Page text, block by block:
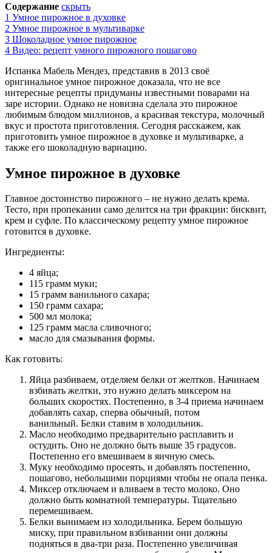
Содержание скрыть
1 Умное пирожное в духовке
2 Умное пирожное в мультиварке
3 Шоколадное умное пирожное
4 Видео: рецепт умного пирожного пошагово
Испанка Мабель Мендез, представив в 2013 своё
оригинальное умное пирожное доказала, что не все
интересные рецепты придуманы известными поварами на
заре истории. Однако не новизна сделала это пирожное
любимым блюдом миллионов, а красивая текстура, молочный
вкус и простота приготовления. Сегодня расскажем, как
приготовить умное пирожное в духовке и мультиварке, а
также его шоколадную вариацию.
Умное пирожное в духовке
Главное достоинство пирожного – не нужно делать крема.
Тесто, при пропекании само делится на три фракции: бисквит,
крем и суфле. По классическому рецепту умное пирожное
готовится в духовке.
Ингредиенты:
4 яйца;
115 грамм муки;
15 грамм ванильного сахара;
150 грамм сахара;
500 мл молока;
125 грамм масла сливочного;
масло для смазывания формы.
Как готовить:
Яйца разбиваем, отделяем белки от желтков. Начинаем
взбивать желтки, это нужно делать миксером на
больших скоростях. Постепенно, в 3-4 приема начинаем
добавлять сахар, сперва обычный, потом
ванильный. Белки ставим в холодильник.
Масло необходимо предварительно расплавить и
остудить. Оно не должно быть выше 35 градусов.
Постепенно его вмешиваем в яичную смесь.
Муку необходимо просеять, и добавлять постепенно,
пошагово, небольшими порциями чтобы не опала пенка.
Миксер отключаем и вливаем в тесто молоко. Оно
должно быть комнатной температуры. Тщательно
перемешиваем.
Белки вынимаем из холодильника. Берем большую
миску, при правильном взбивании они должны
подняться в два-три раза. Постепенно увеличивая